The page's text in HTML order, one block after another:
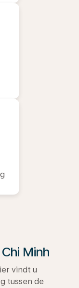
Minh
vindt u
tussen de